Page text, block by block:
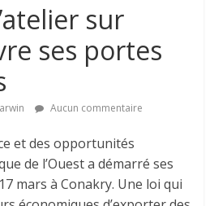
sur
ses portes
Aucun commentaire
et des opportunités
de l’Ouest a démarré ses
mars à Conakry. Une loi qui